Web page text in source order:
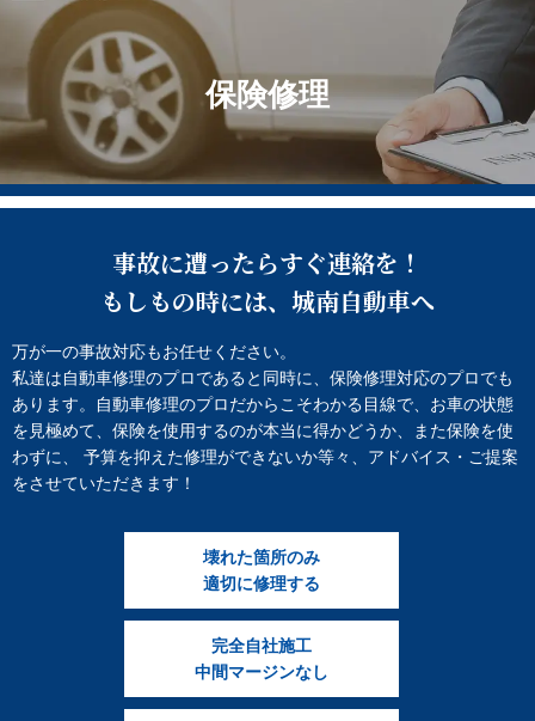
保険修理
事故に遭ったらすぐ連絡を！
もしもの時には、城南自動車へ
万が一の事故対応もお任せください。
私達は自動車修理のプロであると同時に、保険修理対応のプロでも
あります。自動車修理のプロだからこそわかる目線で、お車の状態
を見極めて、保険を使用するのが本当に得かどうか、また保険を使
わずに、 予算を抑えた修理ができないか等々、アドバイス・ご提案
をさせていただきます！
壊れた箇所のみ
適切に修理する
完全自社施工
中間マージンなし